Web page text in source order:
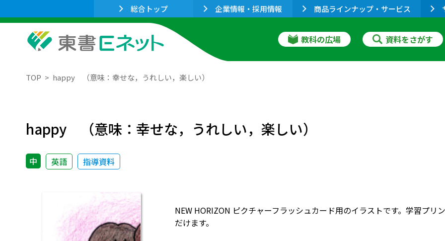
総合トップ 企業情報・採用情報 商品ラインナップ・サービス
教科の広場 資料をさがす
TOP happy （意味：幸せな，うれしい，楽しい）
happy （意味：幸せな，うれしい，楽しい）
中 英語 指導資料
NEW HORIZON ピクチャーフラッシュカード用のイラストです。学習プ
だけます。